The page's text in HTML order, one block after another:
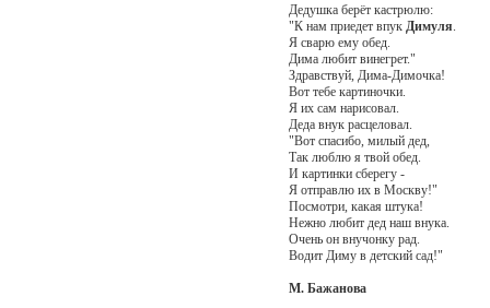
Дедушка берёт кастрюлю:
"К нам приедет впук Димуля
Я сварю ему обед.
Дима любит винегрет."
Здравствуй, Дима-Димочка!
Вот тебе картиночки.
Я их сам нарисовал.
Деда внук расцеловал.
"Вот спасибо, милый дед,
Так люблю я твой обед.
И картинки сберегу -
Я отправлю их в Москву!"
Посмотри, какая штука!
Нежно любит дед наш внука.
Очень он внучонку рад.
Водит Диму в детский сад!"
М. Бажанова